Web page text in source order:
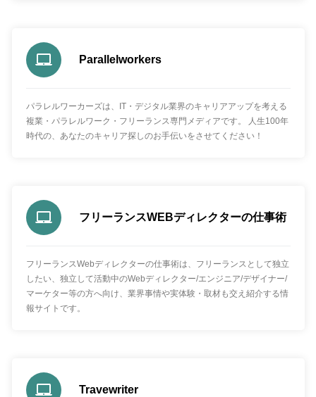
Parallelworkers
パラレルワーカーズは、IT・デジタル業界のキャリアアップを考える
複業・パラレルワーク・フリーランス専門メディアです。 人生100年
時代の、あなたのキャリア探しのお手伝いをさせてください！
フリーランスWEBディレクターの仕事術
フリーランスWebディレクターの仕事術は、フリーランスとして独立
したい、独立して活動中のWebディレクター/エンジニア/デザイナー/
マーケター等の方へ向け、業界事情や実体験・取材も交え紹介する情
報サイトです。
Travewriter